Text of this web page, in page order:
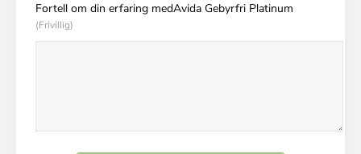
Fortell om din erfaring medAvida Gebyrfri Platinum
(Frivillig)